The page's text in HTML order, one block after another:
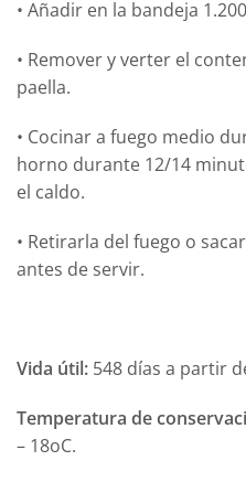
• Añadir en la bandeja
• Remover y verter el
paella.
• Cocinar a fuego medio
horno durante 12/14
el caldo.
• Retirarla del fuego o
antes de servir.
Vida útil: 548 días a partir
Temperatura de
– 18oC.